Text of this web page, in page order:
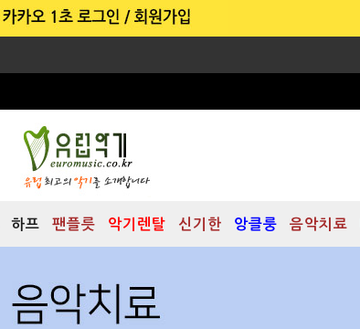
하프 팬플릇 악기렌탈 신기한 앙클룽 음악치료